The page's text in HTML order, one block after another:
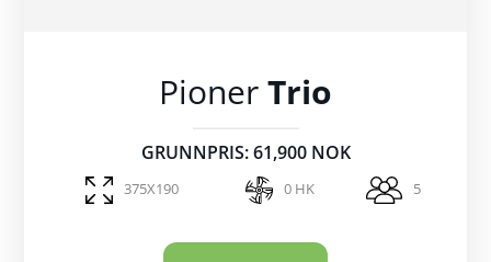
PionerTrio
GRUNNPRIS: 61,900 NOK
375X190 0 HK 5